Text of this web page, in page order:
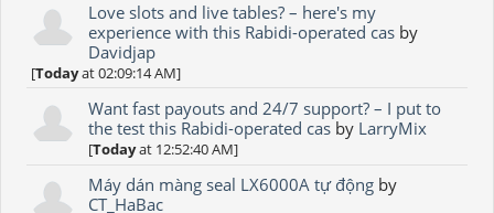
Love slots and live tables? – here's my
experience with this Rabidi-operated cas by
Davidjap
[Todayat 02:09:14 AM]
Want fast payouts and 24/7 support? – I put to
the test this Rabidi-operated cas by LarryMix
[Todayat 12:52:40 AM]
Máy dán màng seal LX6000A tự động by
CT_HaBac